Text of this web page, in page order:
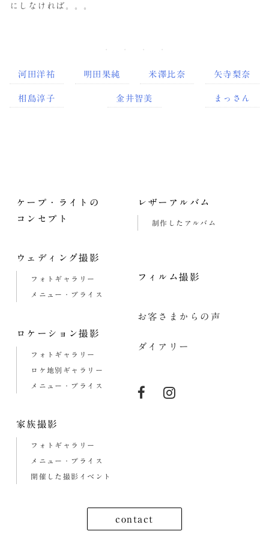
にしなければ。。。
河田洋祐 明田果純 米澤比奈 矢寺梨奈
相島淳子 金井智美 まっさん
ケープ・ライトの
コンセプト
ウェディング撮影
フォトギャラリー
メニュー・プライス
ロケーション撮影
フォトギャラリー
ロケ地別ギャラリー
メニュー・プライス
家族撮影
フォトギャラリー
メニュー・プライス
開催した撮影イベント
レザーアルバム
制作したアルバム
フィルム撮影
お客さまからの声
ダイアリー
contact